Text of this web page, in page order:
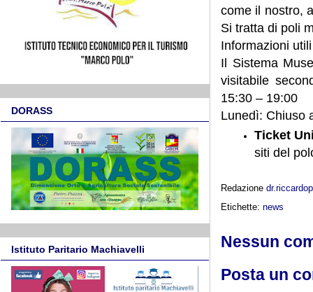
come il nostro,
Si tratta di poli
Informazioni
Il Sistema
visitabile
15:30 – 19:00
Lunedì: Chiuso
Ticket
siti del
Redazione
Etichette: news
Nessun
Posta un
DORASS
Istituto Paritario Machiavelli